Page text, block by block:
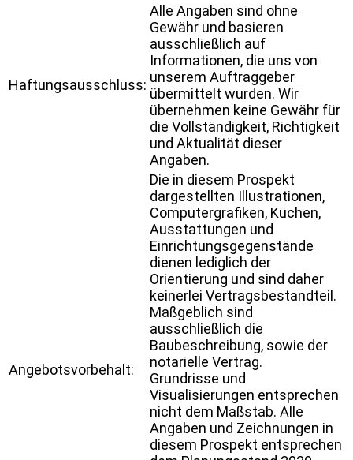
Haftungsausschluss:
Alle Angaben sind ohne
Gewähr und basieren
ausschließlich auf
Informationen, die uns von
unserem Auftraggeber
übermittelt wurden. Wir
übernehmen keine Gewähr für
die Vollständigkeit, Richtigkeit
und Aktualität dieser
Angaben.
Angebotsvorbehalt:
Die in diesem Prospekt
dargestellten Illustrationen,
Computergrafiken, Küchen,
Ausstattungen und
Einrichtungsgegenstände
dienen lediglich der
Orientierung und sind daher
keinerlei Vertragsbestandteil.
Maßgeblich sind
ausschließlich die
Baubeschreibung, sowie der
notarielle Vertrag.
Grundrisse und
Visualisierungen entsprechen
nicht dem Maßstab. Alle
Angaben und Zeichnungen in
diesem Prospekt entsprechen